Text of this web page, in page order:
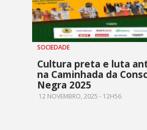
SOCIEDADE
Cultura preta e luta
na Caminhada da
Negra 2025
12 NOVEMBRO, 2025 - 12H56